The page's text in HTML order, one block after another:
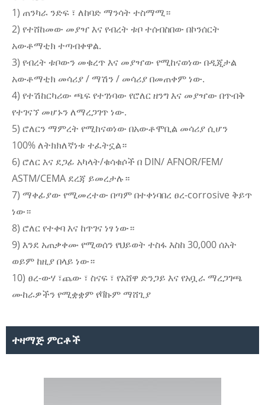
1) ጠንካራ ንድፍ ፣ ለከባድ ማንሳት ተስማሚ።
2) የተሸከመው መያዣ እና የብረት ቱቦ ተሰብስበው በኮንሰርት
አውቶማቲክ ተጣብቀዋል.
3) የብረት ቱቦውን መቁረጥ እና መያዣው የሚከናወነው በዲጂታል
አውቶማቲክ መሳሪያ / ማሽን / መሳሪያ በመጠቀም ነው.
4) የተሽከርካሪው ጫፍ የተገነባው የሮለር ዘንግ እና መያዣው በጥብቅ
የተገናኘ መሆኑን ለማረጋገጥ ነው.
5) ሮለርን ማምረት የሚከናወነው በአውቶሞቢል መሳሪያ ሲሆን
100% ለትክክለኛነቱ ተፈትኗል።
6) ሮለር እና ደጋፊ አካላት/ቁሳቁሶች በ DIN/ AFNOR/FEM/
ASTM/CEMA ደረጃ ይመረታሉ።
7) ማቀፊያው የሚመረተው በጣም በተቀነባበረ ፀረ-corrosive ቅይጥ
ነው።
8) ሮለር የተቀባ እና ከጥገና ነፃ ነው።
9) እንደ አጠቃቀሙ የሚወሰን የህይወት ተስፋ እስከ 30,000 ሰአት
ወይም ከዚያ በላይ ነው።
10) ፀረ-ውሃ ፣ጨው ፣ ስናፍ ፣ የአሸዋ ድንጋይ እና የአቧራ ማረጋገጫ
ሙከራዎችን የሚቋቋም የቫኩም ማሸጊያ
ተዛማጅ ምርቶች